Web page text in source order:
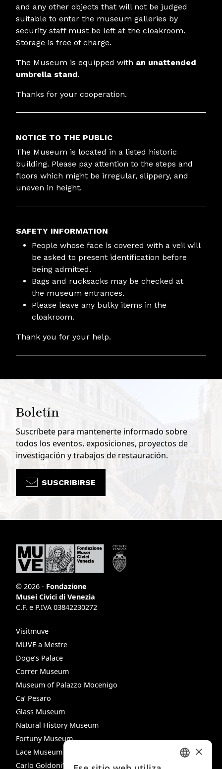
and any other objects that will not be judged
suitable to enter the museum galleries by
security staff must be left at the cloakroom.
Storage is free of charge.
The Museum is equipped with an unattended
umbrella stand.
Thanks for your cooperation.
NOTICE TO THE PUBLIC
The Museum is located in a listed historic
building. Please pay attention to the steps and
floors which might be irregular, slippery, and
uneven in height.
SAFETY INFORMATION
People whose face is covered with a veil will
be asked to present identification before
being admitted.
Bags and rucksacks may be checked at
the museum entrances.
Please leave any bulky items in the
cloakroom.
Thank you for your help.
Boletín
Suscríbete para mantenerte informado sobre
todos los eventos, exposiciones, proyectos de
investigación y trabajos de restauración.
SUSCRIBIRSE
© 2026 - Fondazione
Musei Civici di Venezia
C.F. e P.IVA 03842230272
Visitmuve
MUVE a Mestre
Doge’s Palace
Correr Museum
Museum of Palazzo Mocenigo
Ca’ Pesaro
Glass Museum
Natural History Museum
Fortuny Museum
Lace Museum
Carlo Goldoni’s House
×